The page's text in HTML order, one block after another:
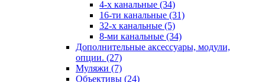
4-х канальные (34)
16-ти канальные (31)
32-х канальные (5)
8-ми канальные (34)
Дополнительные аксессуары, модули,
опции. (27)
Муляжи (7)
Объективы (24)